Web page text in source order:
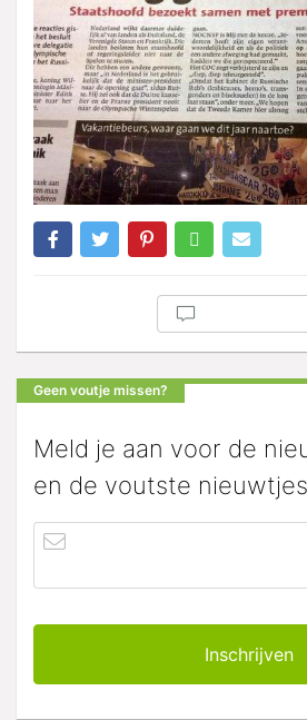
Geen voutje missen?
Meld je aan voor de
en de voutste